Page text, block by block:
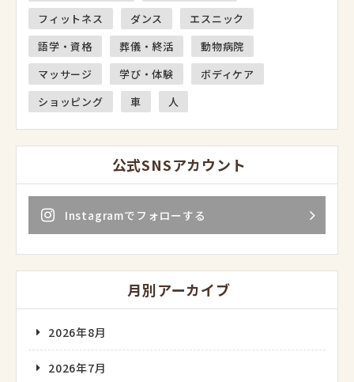
フィットネス
ダンス
エスニック
語学・資格
葬儀・終活
動物病院
マッサージ
学び・体験
ボディケア
ショッピング
車 人
公式SNSアカウント
Instagramでフォローする
月別アーカイブ
2026年8月
2026年7月